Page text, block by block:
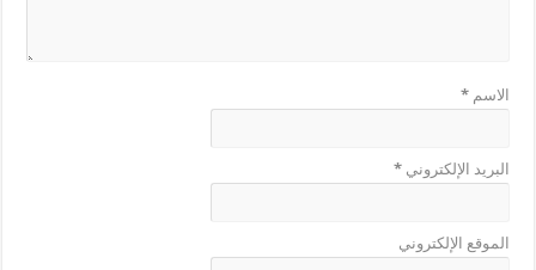
الاسم*
البريد الإلكتروني*
الموقع الإلكتروني